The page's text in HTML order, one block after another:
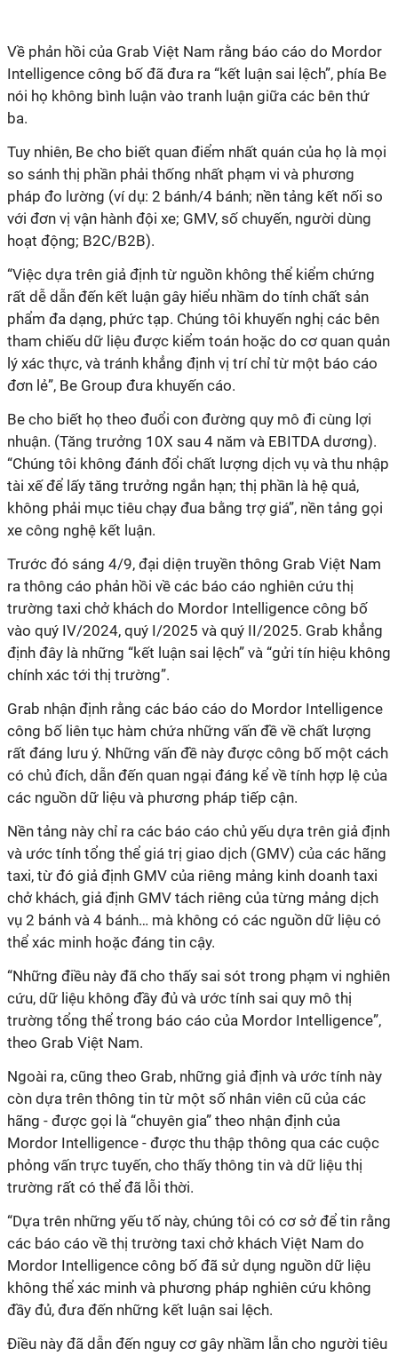
Về phản hồi của Grab Việt Nam rằng báo cáo do Mordor
Intelligence công bố đã đưa ra “kết luận sai lệch”, phía Be
nói họ không bình luận vào tranh luận giữa các bên thứ
ba.
Tuy nhiên, Be cho biết quan điểm nhất quán của họ là mọi
so sánh thị phần phải thống nhất phạm vi và phương
pháp đo lường (ví dụ: 2 bánh/4 bánh; nền tảng kết nối so
với đơn vị vận hành đội xe; GMV, số chuyến, người dùng
hoạt động; B2C/B2B).
“Việc dựa trên giả định từ nguồn không thể kiểm chứng
rất dễ dẫn đến kết luận gây hiểu nhầm do tính chất sản
phẩm đa dạng, phức tạp. Chúng tôi khuyến nghị các bên
tham chiếu dữ liệu được kiểm toán hoặc do cơ quan quản
lý xác thực, và tránh khẳng định vị trí chỉ từ một báo cáo
đơn lẻ”, Be Group đưa khuyến cáo.
Be cho biết họ theo đuổi con đường quy mô đi cùng lợi
nhuận. (Tăng trưởng 10X sau 4 năm và EBITDA dương).
“Chúng tôi không đánh đổi chất lượng dịch vụ và thu nhập
tài xế để lấy tăng trưởng ngắn hạn; thị phần là hệ quả,
không phải mục tiêu chạy đua bằng trợ giá”, nền tảng gọi
xe công nghệ kết luận.
Trước đó sáng 4/9, đại diện truyền thông Grab Việt Nam
ra thông cáo phản hồi về các báo cáo nghiên cứu thị
trường taxi chở khách do Mordor Intelligence công bố
vào quý IV/2024, quý I/2025 và quý II/2025. Grab khẳng
định đây là những “kết luận sai lệch” và “gửi tín hiệu không
chính xác tới thị trường”.
Grab nhận định rằng các báo cáo do Mordor Intelligence
công bố liên tục hàm chứa những vấn đề về chất lượng
rất đáng lưu ý. Những vấn đề này được công bố một cách
có chủ đích, dẫn đến quan ngại đáng kể về tính hợp lệ của
các nguồn dữ liệu và phương pháp tiếp cận.
Nền tảng này chỉ ra các báo cáo chủ yếu dựa trên giả định
và ước tính tổng thể giá trị giao dịch (GMV) của các hãng
taxi, từ đó giả định GMV của riêng mảng kinh doanh taxi
chở khách, giả định GMV tách riêng của từng mảng dịch
vụ 2 bánh và 4 bánh… mà không có các nguồn dữ liệu có
thể xác minh hoặc đáng tin cậy.
“Những điều này đã cho thấy sai sót trong phạm vi nghiên
cứu, dữ liệu không đầy đủ và ước tính sai quy mô thị
trường tổng thể trong báo cáo của Mordor Intelligence”,
theo Grab Việt Nam.
Ngoài ra, cũng theo Grab, những giả định và ước tính này
còn dựa trên thông tin từ một số nhân viên cũ của các
hãng - được gọi là “chuyên gia” theo nhận định của
Mordor Intelligence - được thu thập thông qua các cuộc
phỏng vấn trực tuyến, cho thấy thông tin và dữ liệu thị
trường rất có thể đã lỗi thời.
“Dựa trên những yếu tố này, chúng tôi có cơ sở để tin rằng
các báo cáo về thị trường taxi chở khách Việt Nam do
Mordor Intelligence công bố đã sử dụng nguồn dữ liệu
không thể xác minh và phương pháp nghiên cứu không
đầy đủ, đưa đến những kết luận sai lệch.
Điều này đã dẫn đến nguy cơ gây nhầm lẫn cho người tiêu